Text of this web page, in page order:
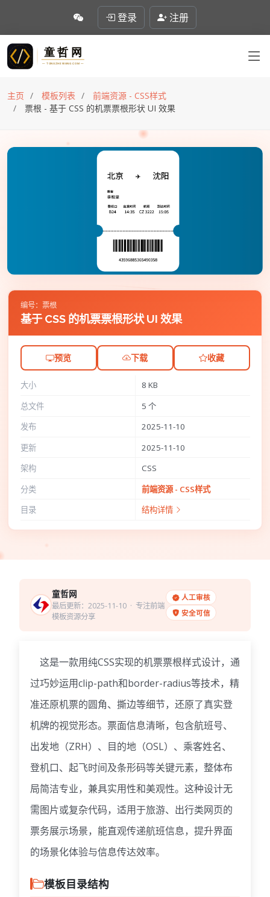
登录 注册
主页 模板列表
前端资源 - CSS样式
票根 - 基于 CSS 的机票票根形状 UI 效果
编号：票根
基于 CSS 的机票票根形状 UI 效果
预览 下载 收藏
大小
8 KB
总文件
5 个
发布
2025-11-10
更新
2025-11-10
架构
CSS
分类
前端资源 - CSS样式
目录
结构详情
童哲网
最后更新：2025-11-10· 专注前端
模板资源分享
人工审核
安全可信
这是一款用纯CSS实现的机票票根样式设计，通
过巧妙运用clip-path和border-radius等技术， 精
准还原机票的圆角、撕边等细节， 还原了真实登
机牌的视觉形态。票面信息清晰，包含航班号、
出发地（ZRH）、目的地（OSL）、乘客姓名、
登机口、起飞时间及条形码等关键元素，整体布
局简洁专业，兼具实用性和美观性。这种设计无
需图片或复杂代码， 适用于旅游、出行类网页的
票务展示场景，能直观传递航班信息，提升界面
的场景化体验与信息传达效率。
模板目录结构